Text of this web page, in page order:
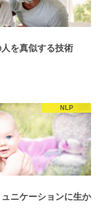
を真似する技術
NLP
ニケーションに生か